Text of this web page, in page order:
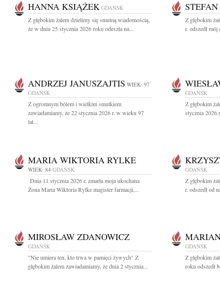
HANNA KSIĄŻEK GDAŃSK
Z głębokim żalem dzielimy się smutną wiadomością,
że w dniu 25 stycznia 2026 roku odeszła na...
Z głębokim
r. odszedł
ANDRZEJ JANUSZAJTIS WIEK: 97
GDAŃSK
Z ogromnym bólem i wielkim smutkiem
zawiadamiamy, że 22 stycznia 2026 r. w wieku 97
lat...
GDAŃSK
Z głębokim
stycznia 2026
MARIA WIKTORIA RYLKE
WIEK: 84 GDAŃSK
Dnia 11 stycznia 2026 r. zmarła moja ukochana
Żona Maria Wiktoria Rylke magister farmacji,...
GDAŃSK
Z głębokim
r. odszedł od
MIROSŁAW ZDANOWICZ
GDAŃSK
"Nie umiera ten, kto trwa w pamięci żywych" Z
głębokim żalem zawiadamiamy, że dnia 2 stycznia...
GDAŃSK
Z głębokim
roku odszedł